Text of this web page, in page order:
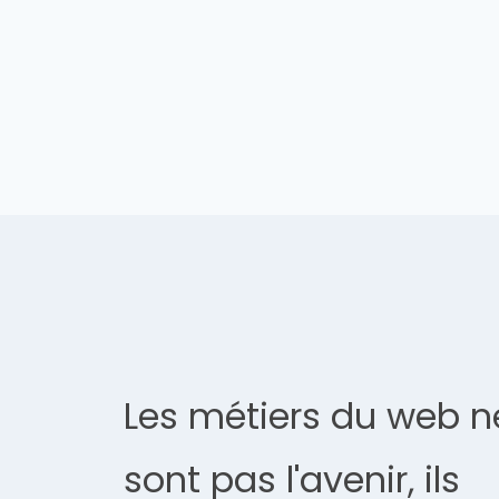
Les métiers du web
sont pas l'avenir, ils